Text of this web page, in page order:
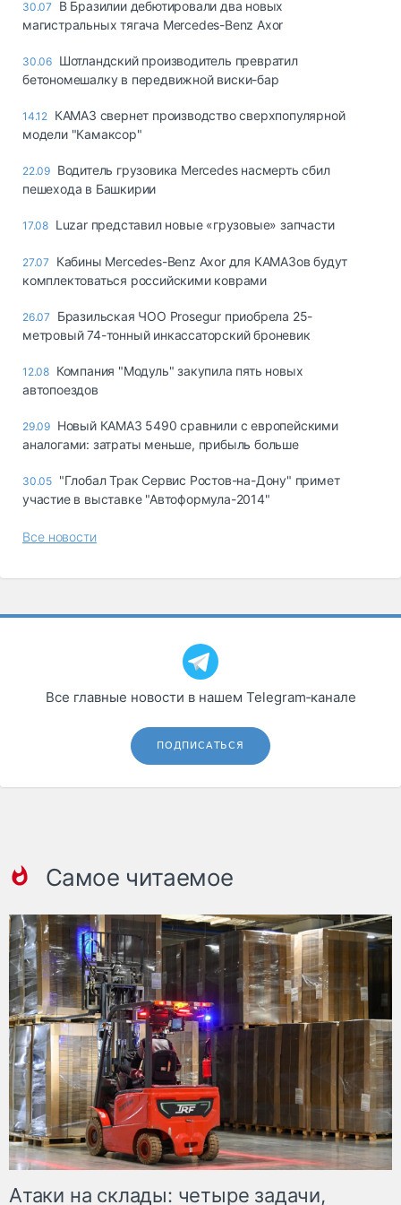
30.07
В Бразилии дебютировали два новых
магистральных тягача Mercedes-Benz Axor
30.06 Шотландский производитель превратил
бетономешалку в передвижной виски-бар
14.12 КАМАЗ свернет производство сверхпопулярной
модели "Камаксор"
22.09 Водитель грузовика Mercedes насмерть сбил
пешехода в Башкирии
17.08 Luzar представил новые «грузовые» запчасти
27.07
Кабины Mercedes-Benz Axor для КАМАЗов будут
комплектоваться российскими коврами
26.07
Бразильская ЧОО Prosegur приобрела 25-
метровый 74-тонный инкассаторский броневик
12.08 Компания "Модуль" закупила пять новых
автопоездов
29.09 Новый КАМАЗ 5490 сравнили с европейскими
аналогами: затраты меньше, прибыль больше
30.05 "Глобал Трак Сервис Ростов-на-Дону" примет
участие в выставке "Автоформула-2014"
Все новости
Все главные новости в нашем Telegram‑канале
ПОДПИСАТЬСЯ
Самое читаемое
Атаки на склады: четыре задачи,